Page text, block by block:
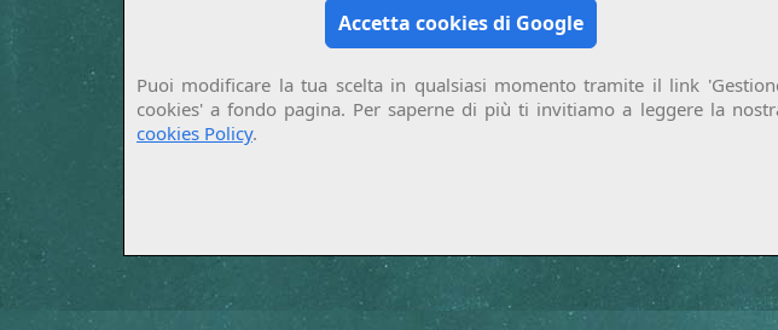
Accetta cookies di Google
Puoi modificare la tua scelta in qualsiasi momento tramite il link
cookies' a fondo pagina. Per saperne di più ti invitiamo a leggere la
cookies Policy.